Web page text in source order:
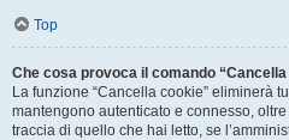
Top
Che cosa provoca il comando
La funzione “Cancella cookie” eliminerà
mantengono autenticato e connesso,
traccia di quello che hai letto, se